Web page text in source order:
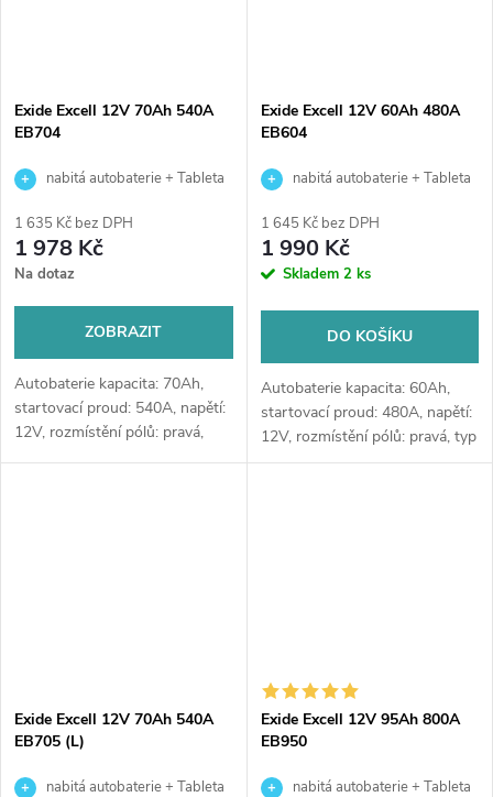
Exide Excell 12V 70Ah 540A
EB704
nabitá autobaterie + Tableta
výkup staré baterie při doručení
nebo v prodejně Jinočany
1 635 Kč bez DPH
1 978 Kč
Na dotaz
ZOBRAZIT
Autobaterie kapacita: 70Ah,
startovací proud: 540A, napětí:
12V, rozmístění pólů: pravá,
Exide Excell 12V 60Ah 480A
EB604
nabitá autobaterie + Tableta
výkup staré baterie při doručení
nebo v prodejně Jinočany
1 645 Kč bez DPH
1 990 Kč
Skladem 2 ks
DO KOŠÍKU
Autobaterie kapacita: 60Ah,
startovací proud: 480A, napětí:
12V, rozmístění pólů: pravá, typ
Asia, rozměry: 230 x 173 x 222,
Exide Excell 12V 70Ah 540A
EB705 (L)
nabitá autobaterie + Tableta
Exide Excell 12V 95Ah 800A
EB950
nabitá autobaterie + Tableta